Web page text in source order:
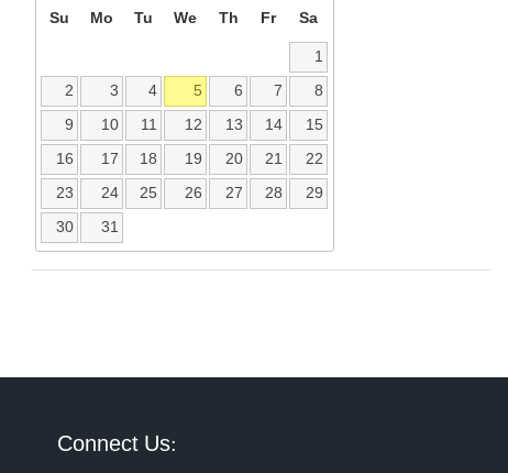
Su Mo Tu We Th Fr Sa
1
2
3 4 5 6 7
8
9
10 11 12 13 14
15
16
17 18 19 20 21
22
23
24 25 26 27 28
29
30
31
Connect Us: